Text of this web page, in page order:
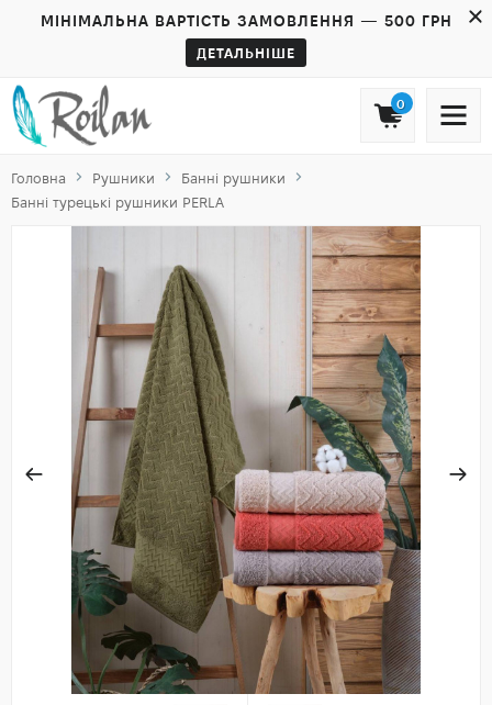
МІНІМАЛЬНА ВАРТІСТЬ ЗАМОВЛЕННЯ — 500 ГРН
ДЕТАЛЬНІШЕ
0
Головна Рушники
Банні рушники
Банні турецькі рушники PERLA